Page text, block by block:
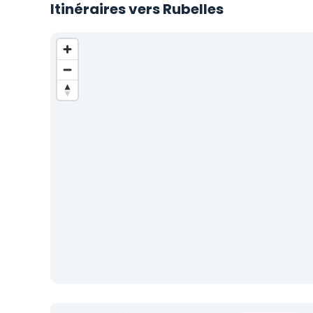
Itinéraires vers Rubelles